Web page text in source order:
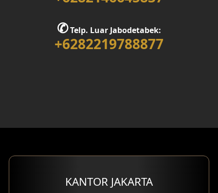
Desain Rumah 2 Lantai
Desain Rumah 3 Lantai
Eksterior Tampak Depan
Eksterior Tampak Samping
✆Telp. Luar Jabodetabek:
+6282219788877
KANTOR JAKARTA